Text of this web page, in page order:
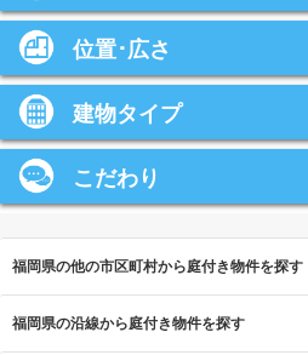
位置･広さ
建物タイプ
こだわり
福岡県の他の市区町村から庭付き物件を探す
福岡県の沿線から庭付き物件を探す